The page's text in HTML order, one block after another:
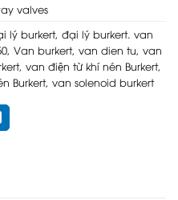
valves
lý burkert, đại lý burkert. van
, Van burkert, van dien tu, van
, van điện từ khí nén Burkert,
Burkert, van solenoid burkert